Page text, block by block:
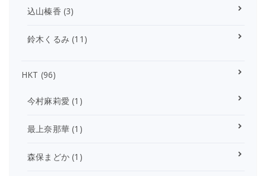
込山榛香 (3)
鈴木くるみ (11)
HKT (96)
今村麻莉愛 (1)
最上奈那華 (1)
森保まどか (1)